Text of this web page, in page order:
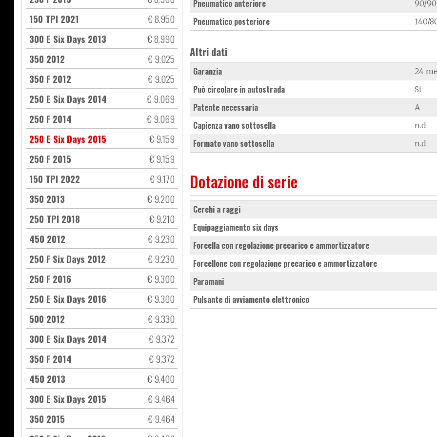
150 TPI 2021
€ 8.950
300 E Six Days 2013
€ 8.990
350 2012
€ 9.025
350 F 2012
€ 9.025
250 E Six Days 2014
€ 9.069
250 F 2014
€ 9.069
250 E Six Days 2015
€ 9.159
250 F 2015
€ 9.159
150 TPI 2022
€ 9.170
350 2013
€ 9.200
250 TPI 2018
€ 9.210
450 2012
€ 9.230
250 F Six Days 2012
€ 9.230
250 F 2016
€ 9.300
250 E Six Days 2016
€ 9.300
500 2012
€ 9.330
300 E Six Days 2014
€ 9.372
350 F 2014
€ 9.372
450 2013
€ 9.400
300 E Six Days 2015
€ 9.464
350 2015
€ 9.464
Pneumatico anteriore 90/90
Pneumatico posteriore 140/
Altri dati
Garanzia 24
Può circolare in autostrada Si
Patente necessaria A
Capienza vano sottosella n.d.
Formato vano sottosella n.d.
Dotazione di serie
cerchi a raggi
equipaggiamento six days
forcella con regolazione precarico e ammortizzatore
forcellone con regolazione precarico e ammortizzatore
paramani
pulsante di avviamento elettronico